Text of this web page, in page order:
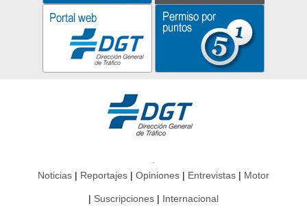
Noticias Reportajes Opiniones Entrevistas Motor
Suscripciones Internacional